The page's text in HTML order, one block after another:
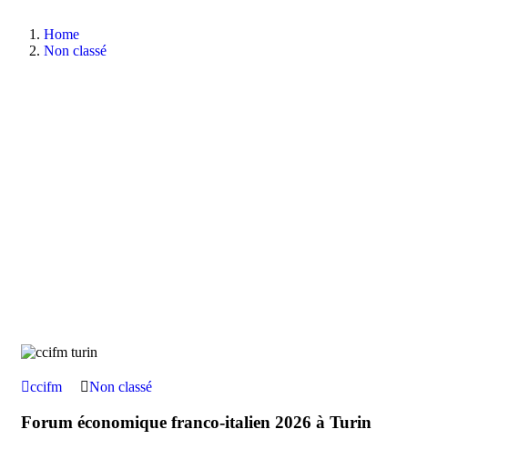
Home
Non classé
ccifm Non classé
Forum économique franco-italien 2026 à Turin